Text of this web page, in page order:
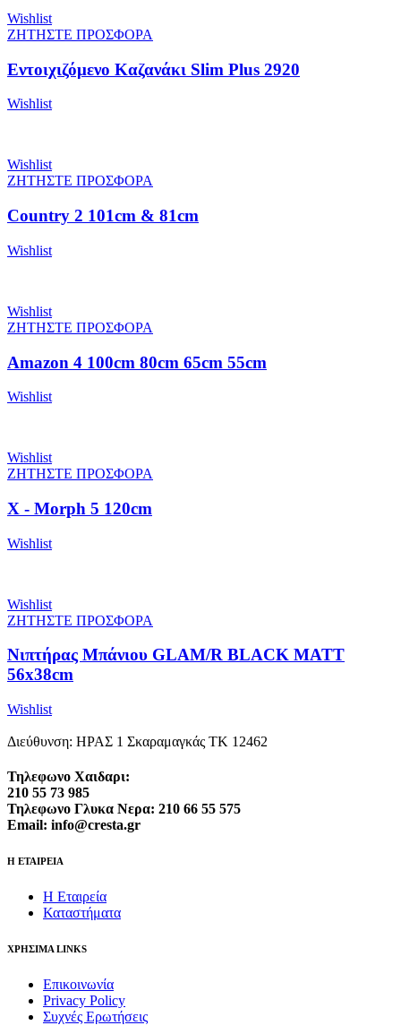
Wishlist
ΖΗΤΗΣΤΕ ΠΡΟΣΦΟΡΑ
Εντοιχιζόμενο Kαζανάκι Slim Plus 2920
Wishlist
Wishlist
ΖΗΤΗΣΤΕ ΠΡΟΣΦΟΡΑ
Country 2 101cm & 81cm
Wishlist
Wishlist
ΖΗΤΗΣΤΕ ΠΡΟΣΦΟΡΑ
Amazon 4 100cm 80cm 65cm 55cm
Wishlist
Wishlist
ΖΗΤΗΣΤΕ ΠΡΟΣΦΟΡΑ
X - Morph 5 120cm
Wishlist
Wishlist
ΖΗΤΗΣΤΕ ΠΡΟΣΦΟΡΑ
Νιπτήρας Μπάνιου GLAM/R BLACK MATT
56x38cm
Wishlist
Διεύθυνση: ΗΡΑΣ 1 Σκαραμαγκάς ΤΚ 12462
Τηλεφωνο Χαιδαρι:
210 55 73 985
Τηλεφωνο Γλυκα Νερα: 210 66 55 575
Email: info@cresta.gr
Η ΕΤΑΙΡΕΙΑ
Η Εταιρεία
Καταστήματα
ΧΡΗΣΙΜΑ LINKS
Επικοινωνία
Privacy Policy
Συχνές Ερωτήσεις